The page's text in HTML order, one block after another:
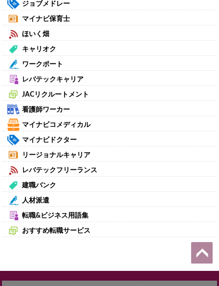
ジョブメドレー
マイナビ保育士
ほいく畑
キャリオク
ワークポート
レバテックキャリア
JACリクルートメント
看護師ワーカー
マイナビコメディカル
マイナビドクター
リージョナルキャリア
レバテックフリーランス
建職バンク
人材派遣
転職&ビジネス用語集
おすすめ転職サービス